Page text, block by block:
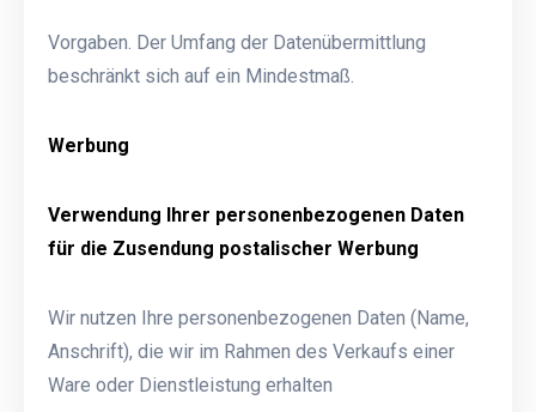
Vorgaben. Der Umfang der Datenübermittlung
beschränkt sich auf ein Mindestmaß.
Werbung
Verwendung Ihrer personenbezogenen Daten
für die Zusendung postalischer Werbung
Wir nutzen Ihre personenbezogenen Daten (Name,
Anschrift), die wir im Rahmen des Verkaufs einer
Ware oder Dienstleistung erhalten